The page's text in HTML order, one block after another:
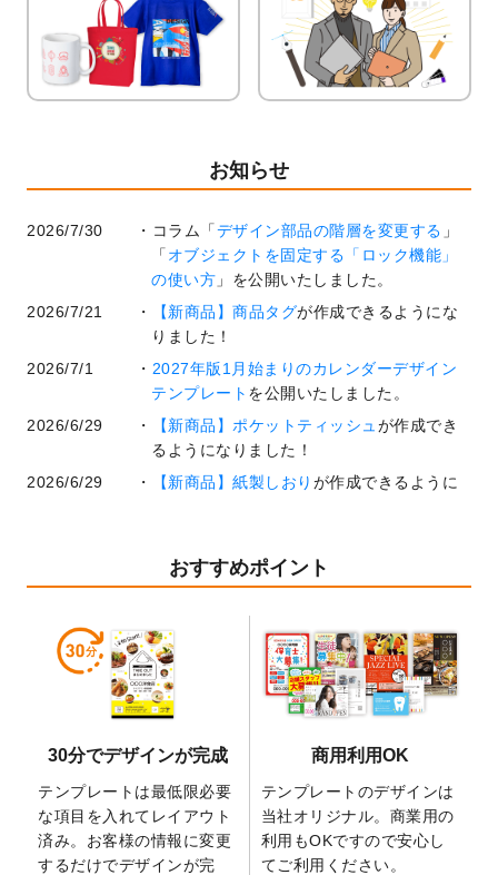
お知らせ
2026/7/30 コラム「デザイン部品の階層を変更する 」
「 オブジェクトを固定する「ロック機能」
の使い方 」を公開いたしました。
2026/7/21
【新商品】商品タグが作成できるようにな
りました！
2026/7/1
2027年版1月始まりのカレンダーデザイン
テンプレート を公開いたしました。
2026/6/29
【新商品】ポケットティッシュが作成でき
るようになりました！
2026/6/29
【新商品】紙製しおり が作成できるように
業効率を上げる便利な操作方法3選！
開いたしました。
暑中見舞いのデザインテンプレート
しました。
2026/5/28
【新商品】マグネットステッカーが作成で
きるようになりました！
の全4ステップを解説！」を公開いたしまし
た。
2026/4/23
コラム「 画像の配置・差し替え・トリミン
グ」「テンプレート間でパーツを流用する
方法」を公開いたしました。
おすすめポイント
30分でデザインが完成
テンプレートは最低限必要
な項目を入れてレイアウト
済み。お客様の情報に変更
するだけでデザインが完
商用利用OK
テンプレートのデザインは
当社オリジナル。商業用の
利用もOKですので安心し
てご利用ください。